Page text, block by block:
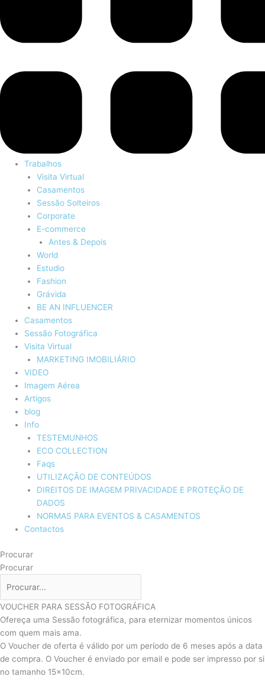
Trabalhos
Visita Virtual
Casamentos
Sessão Solteiros
Corporate
E-commerce
Antes & Depois
World
Estudio
Fashion
Grávida
BE AN INFLUENCER
Casamentos
Sessão Fotográfica
Visita Virtual
MARKETING IMOBILIÁRIO
VIDEO
Imagem Aérea
Artigos
blog
Info
TESTEMUNHOS
ECO COLLECTION
Faqs
UTILIZAÇÃO DE CONTEÚDOS
DIREITOS DE IMAGEM PRIVACIDADE E PROTEÇÃO DE
DADOS
NORMAS PARA EVENTOS & CASAMENTOS
Contactos
Procurar
Procurar
VOUCHER PARA SESSÃO FOTOGRÁFICA
Ofereça uma Sessão fotográfica, para eternizar momentos únicos
com quem mais ama.
O Voucher de oferta é válido por um período de 6 meses após a data
de compra. O Voucher é enviado por email e pode ser impresso por si
no tamanho 15x10cm.